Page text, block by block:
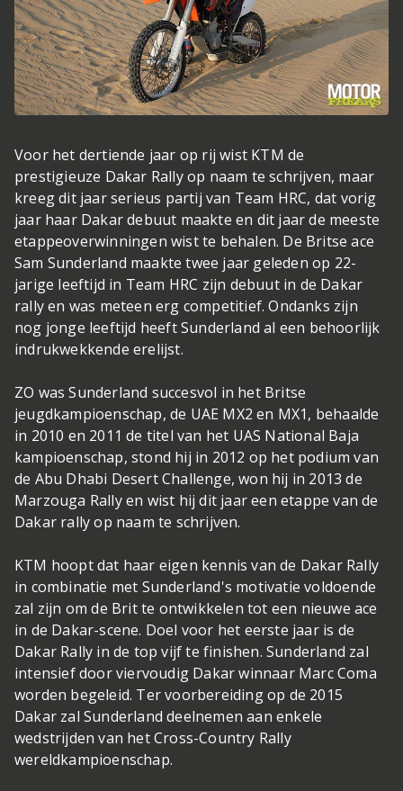
Voor het dertiende jaar op rij wist KTM de
prestigieuze Dakar Rally op naam te schrijven, maar
kreeg dit jaar serieus partij van Team HRC, dat vorig
jaar haar Dakar debuut maakte en dit jaar de meeste
etappeoverwinningen wist te behalen. De Britse ace
Sam Sunderland maakte twee jaar geleden op 22-
jarige leeftijd in Team HRC zijn debuut in de Dakar
rally en was meteen erg competitief. Ondanks zijn
nog jonge leeftijd heeft Sunderland al een behoorlijk
indrukwekkende erelijst.
ZO was Sunderland succesvol in het Britse
jeugdkampioenschap, de UAE MX2 en MX1, behaalde
in 2010 en 2011 de titel van het UAS National Baja
kampioenschap, stond hij in 2012 op het podium van
de Abu Dhabi Desert Challenge, won hij in 2013 de
Marzouga Rally en wist hij dit jaar een etappe van de
Dakar rally op naam te schrijven.
KTM hoopt dat haar eigen kennis van de Dakar Rally
in combinatie met Sunderland's motivatie voldoende
zal zijn om de Brit te ontwikkelen tot een nieuwe ace
in de Dakar-scene. Doel voor het eerste jaar is de
Dakar Rally in de top vijf te finishen. Sunderland zal
intensief door viervoudig Dakar winnaar Marc Coma
worden begeleid. Ter voorbereiding op de 2015
Dakar zal Sunderland deelnemen aan enkele
wedstrijden van het Cross-Country Rally
wereldkampioenschap.